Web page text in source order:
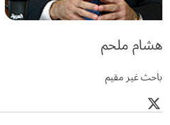
هشام ملحم
باحث غير مقيم